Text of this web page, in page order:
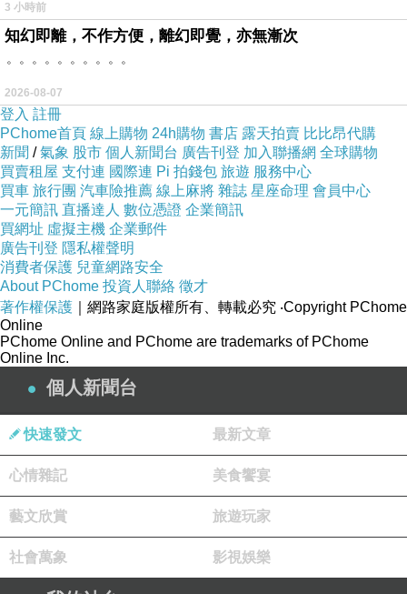
下，慢慢加快步伐，來到150左右。
還未見到5公里的折返點，便在「對岸」看到陳
看來他也是全速前進，TURBO全開。
與他來一個例牌的「GIVE ME FIVE」，我也全
速前進，提速把心跳率進入橙色區域，維持在
165左右。
這也是帶上心跳帶的好處，因為當我發現心跳突
然上到170，身體還未出現不支前，我就稍稍放
慢步幅，好讓她不至「爆煲」。
回程總比去程快，回到青年村的運動場上衝線，
陳生已在一旁拍著我最後10的「英姿」。
「你有衝線嗎？」我問。
「有。」他說。
這次給他亂入成功之餘，還又再次勝出比賽。
上一篇： 《四十歲跑一次馬拉松》：39 13K的爭論
《四十歲跑一次馬拉松》：41 手足口病
3 小時前
知幻即離，不作方便，離幻即覺，亦無漸次
。。。。。。。。。。
2026-08-07
登入 註冊
PChome首頁 線上購物 24h購物 書店 露天拍賣 比比昂代購
新聞 /氣象 股市 個人新聞台 廣告刊登 加入聯播網 全球購物
買賣租屋 支付連 國際連 Pi 拍錢包 旅遊 服務中心
買車 旅行團 汽車險推薦 線上麻將 雜誌 星座命理 會員中心
一元簡訊 直播達人 數位憑證 企業簡訊
買網址 虛擬主機 企業郵件
廣告刊登 隱私權聲明
消費者保護 兒童網路安全
About PChome 投資人聯絡 徵才
著作權保護 ｜網路家庭版權所有、轉載必究 ‧Copyright PChome
Online
PChome Online and PChome are trademarks of PChome
Online Inc.
個人新聞台
快速發文 最新文章
心情雜記 美食饗宴
藝文欣賞 旅遊玩家
社會萬象 影視娛樂